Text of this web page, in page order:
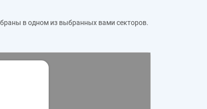
в одном из выбранных вами секторов.